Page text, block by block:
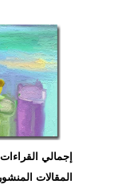
إجمالي القراءات:
المقالات